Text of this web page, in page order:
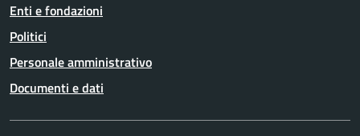
Enti e fondazioni
Politici
Personale amministrativo
Documenti e dati